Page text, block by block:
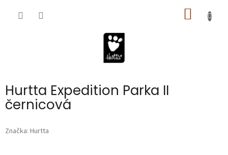
KOŠÍK
Hurtta Expedition Parka II
černicová
Značka: Hurtta